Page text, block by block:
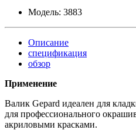
Модель: 3883
Описание
спецификация
обзор
Применение
Валик Gepard идеален для
для профессионального
акриловыми красками.